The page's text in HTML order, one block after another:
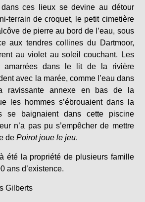
dans ces lieux se devine au détour
terrain de croquet, le petit cimetière
de pierre au bord de l’eau, sous
aux tendres collines du Dartmoor,
au violet au soleil couchant. Les
amarrées dans le lit de la rivière
avec la marée, comme l’eau dans
ravissante annexe en bas de la
les hommes s’ébrouaient dans la
se baignaient dans cette piscine
n’a pas pu s’empêcher de mettre
de Poirot joue le jeu.
été la propriété de plusieurs famille
ans d’existence.
Gilberts